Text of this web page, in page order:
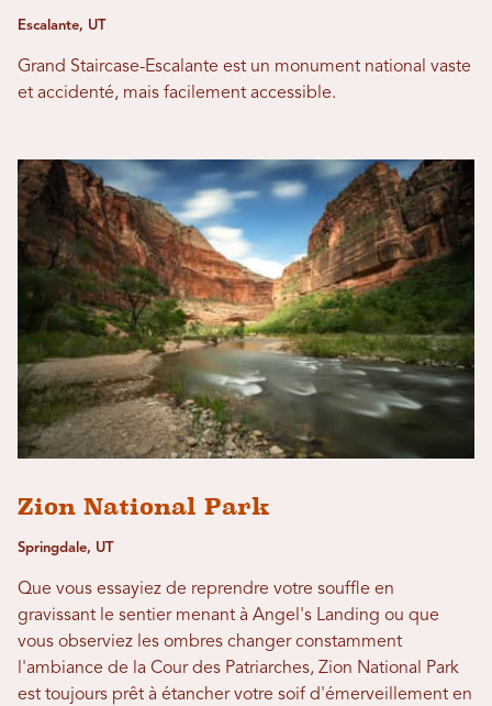
Escalante, UT
Grand Staircase-Escalante est un monument national vaste
et accidenté, mais facilement accessible.
Zion National Park
Springdale, UT
Que vous essayiez de reprendre votre souffle en
gravissant le sentier menant à Angel's Landing ou que
vous observiez les ombres changer constamment
l'ambiance de la Cour des Patriarches, Zion National Park
est toujours prêt à étancher votre soif d'émerveillement en